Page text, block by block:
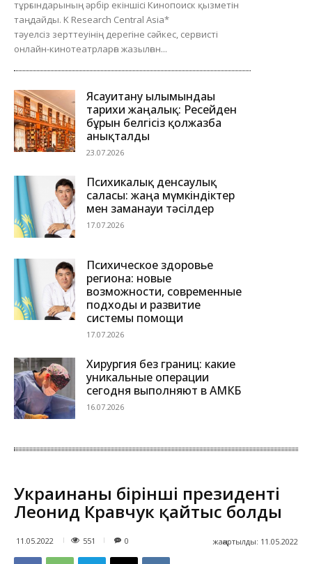
тұрғындарының әрбір екіншісі Кинопоиск қызметін
таңдайды. K Research Central Asia*
тәуелсіз зерттеуінің дерегіне сәйкес, сервисті
онлайн-кинотеатрларға жазылған...
Ясауитану ғылымындағы
тарихи жаңалық: Ресейден
бұрын белгісіз қолжазба
анықталды
23.07.2026
Психикалық денсаулық
саласы: жаңа мүмкіндіктер
мен заманауи тәсілдер
17.07.2026
Психическое здоровье
региона: новые
возможности, современные
подходы и развитие
системы помощи
17.07.2026
Хирургия без границ: какие
уникальные операции
сегодня выполняют в АМКБ
16.07.2026